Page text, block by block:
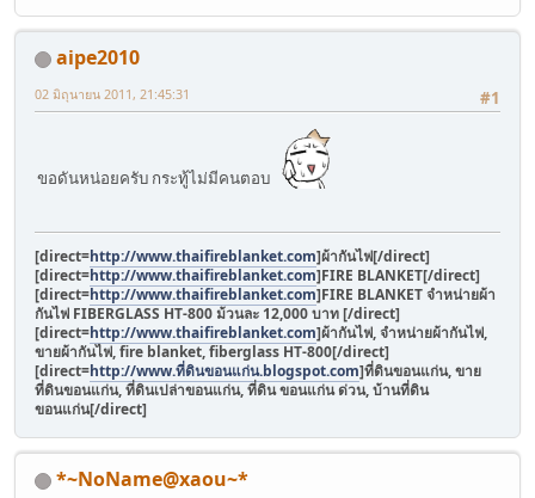
aipe2010
#1
02 มิถุนายน 2011, 21:45:31
ขอดันหน่อยครับ กระทู้ไม่มีคนตอบ
[direct=http://www.thaifireblanket.com]ผ้ากันไฟ[/direct]
[direct=http://www.thaifireblanket.com]FIRE BLANKET[/direct]
[direct=http://www.thaifireblanket.com]FIRE BLANKET จำหน่ายผ้า
กันไฟ FIBERGLASS HT-800 ม้วนละ 12,000 บาท [/direct]
[direct=http://www.thaifireblanket.com]ผ้ากันไฟ, จำหน่ายผ้ากันไฟ,
ขายผ้ากันไฟ, fire blanket, fiberglass HT-800[/direct]
[direct=http://www.ที่ดินขอนแก่น.blogspot.com]ที่ดินขอนแก่น, ขาย
ที่ดินขอนแก่น, ที่ดินเปล่าขอนแก่น, ที่ดิน ขอนแก่น ด่วน, บ้านที่ดิน
ขอนแก่น[/direct]
*~NoName@xaou~*